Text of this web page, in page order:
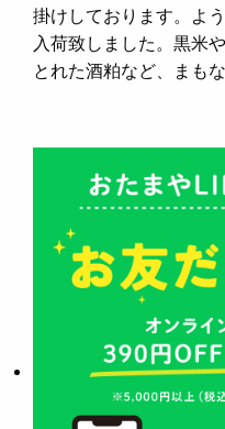
掛けしております。よう
入荷致しました。黒米
とれた酒粕など、まも